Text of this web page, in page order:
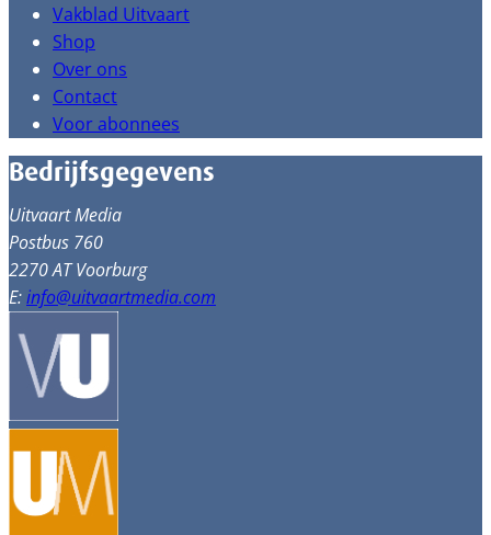
Vakblad Uitvaart
Shop
Over ons
Contact
Voor abonnees
Bedrijfsgegevens
Uitvaart Media
Postbus 760
2270 AT Voorburg
E:info@uitvaartmedia.com